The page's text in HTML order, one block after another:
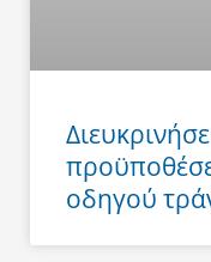
οδηγού